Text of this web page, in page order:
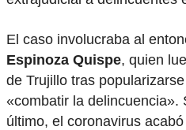
El caso involucraba al
Espinoza Quispe, quien
de Trujillo tras
«combatir la delincuencia».
último, el coronavirus